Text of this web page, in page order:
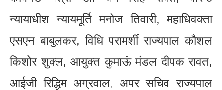
न्यायाधीश न्यायमूर्ति मनोज तिवारी, महाधिवक्ता
एसएन बाबुलकर, विधि परामर्शी राज्यपाल कौशल
किशोर शुक्ल, आयुक्त कुमाऊं मंडल दीपक रावत,
आईजी रिद्धिम अग्रवाल, अपर सचिव राज्यपाल